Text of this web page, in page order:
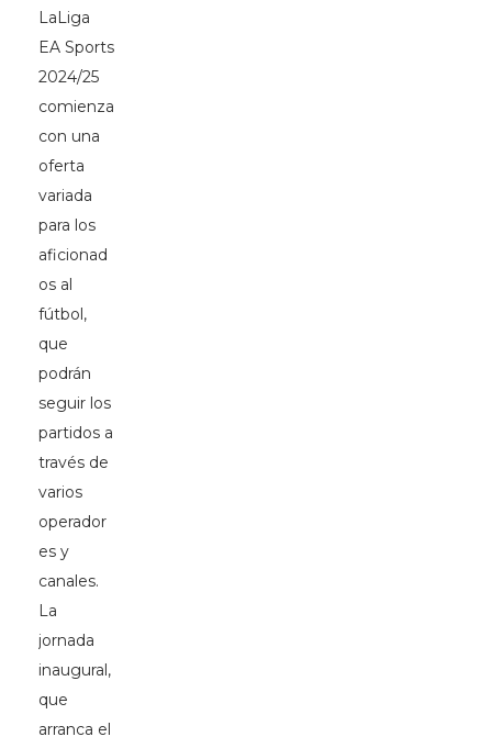
LaLiga
EA Sports
2024/25
comienza
con una
oferta
variada
para los
aficionad
os al
fútbol,
que
podrán
seguir los
partidos a
través de
varios
operador
es y
canales.
La
jornada
inaugural,
que
arranca el